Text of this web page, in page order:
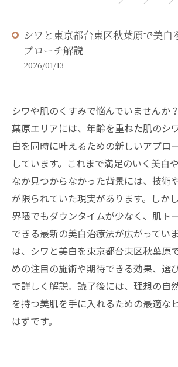
シワと東京都台東区秋葉原で美白
プローチ解説
2026/01/13
シワや肌のくすみで悩んでいませんか
葉原エリアには、年齢を重ねた肌のシ
白を同時に叶えるための新しいアプロ
しています。これまで満足のいく美白
なか見つからなかった背景には、技術
が限られていた現実があります。しか
界隈でもダウンタイムが少なく、肌ト
できる最新の美白治療法が広がってい
は、シワと美白を東京都台東区秋葉原
めの注目の施術や期待できる効果、選
で詳しく解説。読了後には、理想の自
を持つ美肌を手に入れるための最適な
はずです。